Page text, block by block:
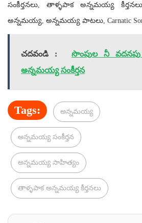
సంకీర్తనలు, తాళ్ళపాక అన్నమయ్య
అన్నమయ్య, అన్నమయ్య పాటలు, Carnatic
చదవండి :
సొంపుల నీ
అన్నమయ్య సంకీర్తన
Tags: అన్నమయ్య
అన్నమయ్య సంకీర్తన
అన్నమయ్య సాహిత్యం
తాళ్ళపాక అన్నమయ్య కీర్తనలు